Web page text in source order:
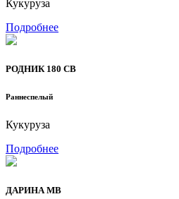
Кукуруза
Подробнее
РОДНИК 180 СВ
Раннеспелый
Кукуруза
Подробнее
ДАРИНА МВ